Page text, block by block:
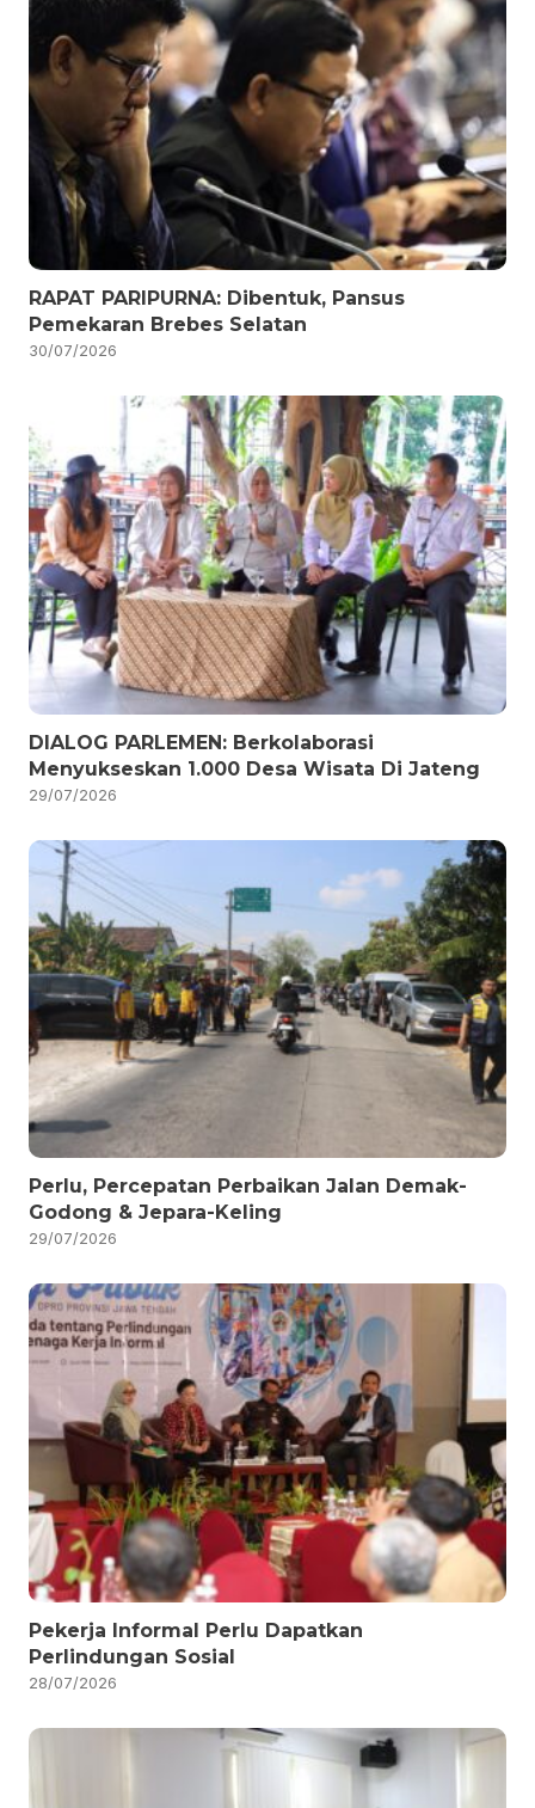
RAPAT PARIPURNA: Dibentuk, Pansus
Pemekaran Brebes Selatan
30/07/2026
DIALOG PARLEMEN: Berkolaborasi
Menyukseskan 1.000 Desa Wisata Di Jateng
29/07/2026
Perlu, Percepatan Perbaikan Jalan Demak-
Godong & Jepara-Keling
29/07/2026
Pekerja Informal Perlu Dapatkan
Perlindungan Sosial
28/07/2026